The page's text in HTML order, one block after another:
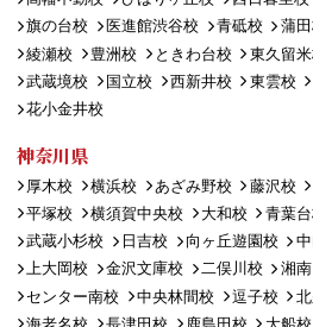
旗の台校
医進館渋谷校 青砥校 蒲
綾瀬校
豊洲校 ときわ台校 東久留
武蔵境校
国立校 西新井校 東雲校
花小金井校
神奈川県
厚木校 横浜校 あざみ野校 藤沢校
平塚校
横須賀中央校 大和校 青葉
武蔵小杉校
日吉校 向ヶ丘遊園校
上大岡校
金沢文庫校 二俣川校 湘
センター南校
中央林間校 逗子校